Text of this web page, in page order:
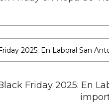
Friday 2025: En